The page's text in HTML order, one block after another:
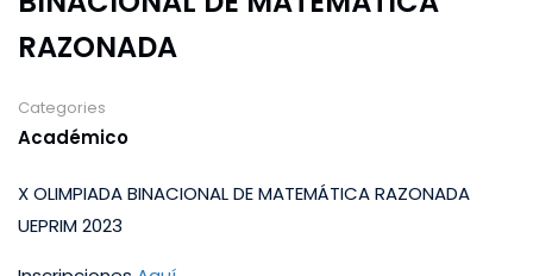
RAZONADA
Categories
Académico
X OLIMPIADA BINACIONAL DE MATEMÁTICA RAZONADA
UEPRIM 2023